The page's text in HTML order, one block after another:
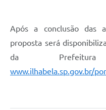
Após a conclusão das
proposta será
da
www.ilhabela.sp.gov.br/